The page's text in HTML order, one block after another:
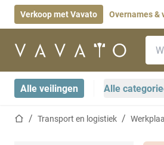
Verkoop met Vavato Overnames &
Startpagina
Alle veilingen Alle
StartpaginaTransport en logistiek